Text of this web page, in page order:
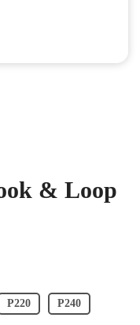
& Loop
P220 P240